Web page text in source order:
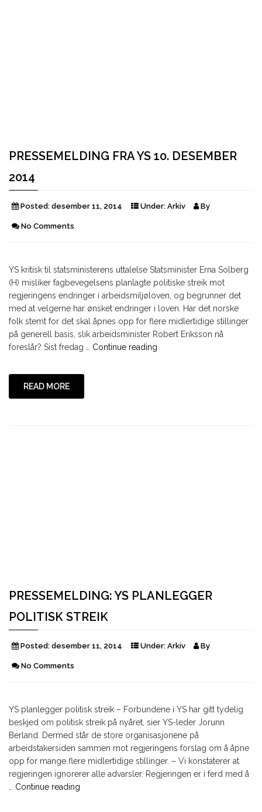
PRESSEMELDING FRA YS 10. DESEMBER
2014
Posted: desember 11, 2014 Under: Arkiv By
No Comments
YS kritisk til statsministerens uttalelse Statsminister Erna Solberg
(H) misliker fagbevegelsens planlagte politiske streik mot
regjeringens endringer i arbeidsmiljøloven, og begrunner det
med at velgerne har ønsket endringer i loven. Har det norske
folk stemt for det skal åpnes opp for flere midlertidige stillinger
på generell basis, slik arbeidsminister Robert Eriksson nå
foreslår? Sist fredag … Continue reading
READ MORE
PRESSEMELDING: YS PLANLEGGER
POLITISK STREIK
Posted: desember 11, 2014 Under: Arkiv By
No Comments
YS planlegger politisk streik – Forbundene i YS har gitt tydelig
beskjed om politisk streik på nyåret, sier YS-leder Jorunn
Berland. Dermed står de store organisasjonene på
arbeidstakersiden sammen mot regjeringens forslag om å åpne
opp for mange flere midlertidige stillinger. – Vi konstaterer at
regjeringen ignorerer alle advarsler. Regjeringen er i ferd med å
Continue reading